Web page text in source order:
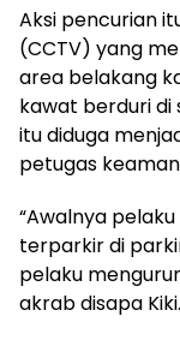
Aksi pencurian
(CCTV) yang
area belakang
kawat berduri di
itu diduga
petugas
“Awalnya
terparkir di
pelaku
akrab disapa Kiki.